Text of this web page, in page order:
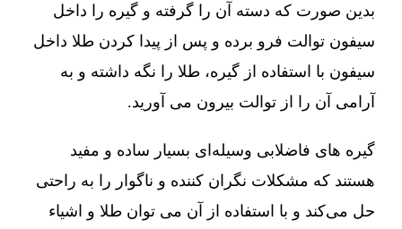
بدین صورت که دسته آن را گرفته و گیره را داخل
سیفون توالت فرو برده و پس از پیدا کردن طلا داخل
سیفون با استفاده از گیره، طلا را نگه داشته و به
آرامی آن را از توالت بیرون می آورید.
گیره های فاضلابی وسیله‌ای بسیار ساده و مفید
هستند که مشکلات نگران کننده و ناگوار را به راحتی
حل می‌کند و با استفاده از آن می توان طلا و اشیاء